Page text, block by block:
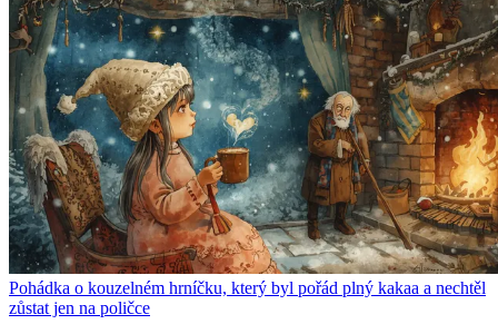
Pohádka o kouzelném hrníčku, který byl pořád plný kakaa a nechtěl
zůstat jen na poličce